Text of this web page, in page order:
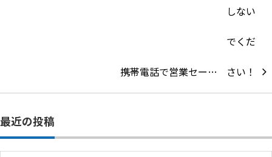
携帯電話で営業セー…
最近の投稿